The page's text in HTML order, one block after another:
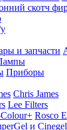
Приборы
Chris James
Lee Filters
Rosco